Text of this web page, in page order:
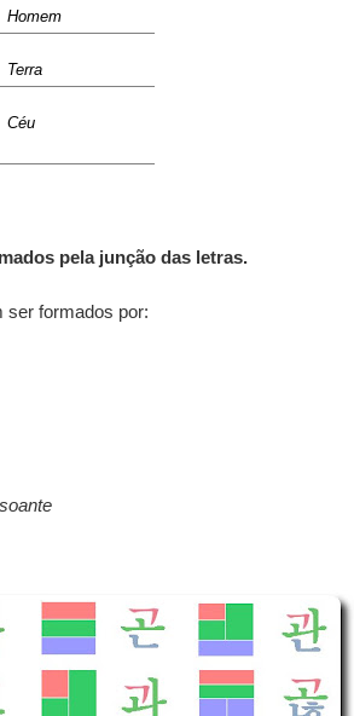
Homem
Terra
Céu
pela junção das letras.
ser formados por: